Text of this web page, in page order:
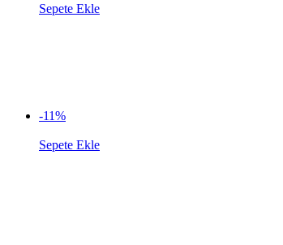
Sepete Ekle
-11%
Sepete Ekle